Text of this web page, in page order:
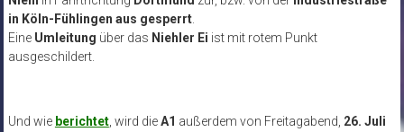
in Köln-Fühlingen aus gesperrt.
Eine Umleitung über das Niehler Ei ist mit rotem Punkt
ausgeschildert.
Und wie berichtet, wird dieA1 außerdem von Freitagabend, 26. Juli